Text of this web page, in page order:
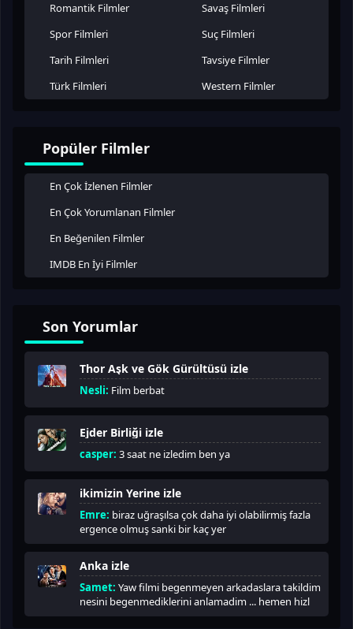
Romantik Filmler
Savaş Filmleri
Spor Filmleri
Suç Filmleri
Tarih Filmleri
Tavsiye Filmler
Türk Filmleri
Western Filmler
Popüler Filmler
En Çok İzlenen Filmler
En Çok Yorumlanan Filmler
En Beğenilen Filmler
IMDB En İyi Filmler
Son Yorumlar
Thor Aşk ve Gök Gürültüsü izle
Nesli: Film berbat
Ejder Birliği izle
casper: 3 saat ne izledim ben ya
ikimizin Yerine izle
Emre: biraz uğraşılsa çok daha iyi olabilirmiş fazla
ergence olmuş sanki bir kaç yer
Anka izle
Samet: Yaw filmi begenmeyen arkadaslara takildim
nesini begenmediklerini anlamadim ... hemen hizl